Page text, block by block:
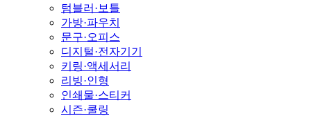
텀블러·보틀
가방·파우치
문구·오피스
디지털·전자기기
키링·액세서리
리빙·인형
인쇄물·스티커
시즌·쿨링